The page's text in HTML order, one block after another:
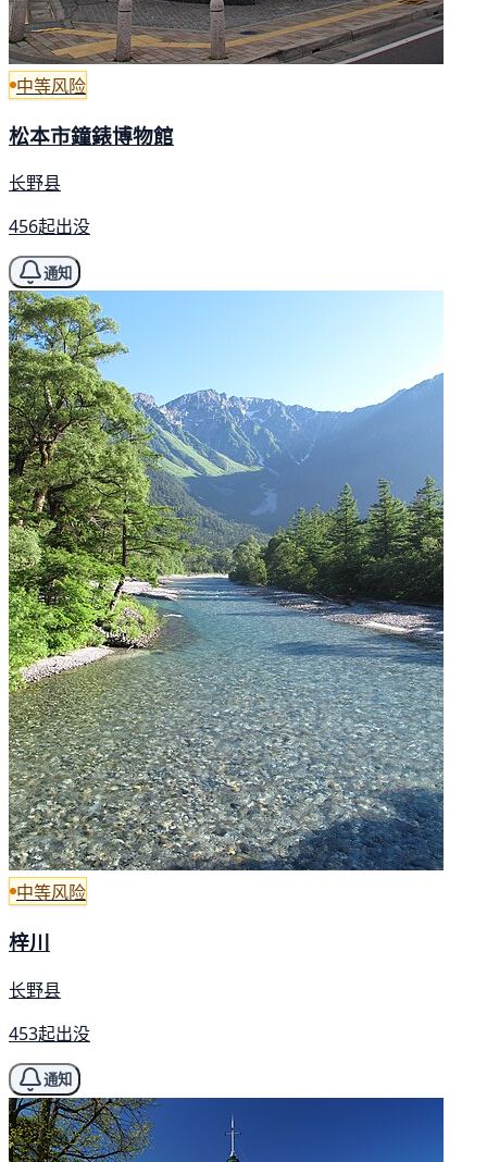
中等风险
松本市鐘錶博物館
长野县
456起出没
通知
中等风险
梓川
长野县
453起出没
通知